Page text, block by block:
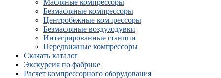
Масляные компрессоры
Безмасляные компрессоры
Центробежные компрессоры
Безмасляные воздуходувки
Интегрированные станции
Передвижные компрессоры
Скачать каталог
Экскурсия по фабрике
Расчет компрессорного оборудования